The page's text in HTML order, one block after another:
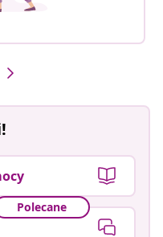
Polecane